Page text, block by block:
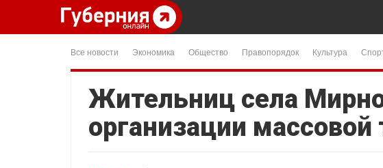
Все новости Экономика Общество Правопорядок Культура
Жительниц села
организации массовой